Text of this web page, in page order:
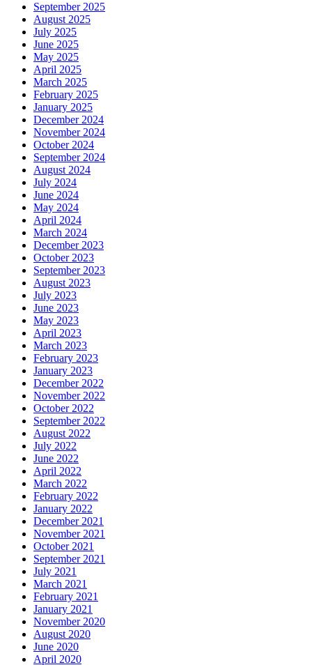
September 2025
August 2025
July 2025
June 2025
May 2025
April 2025
March 2025
February 2025
January 2025
December 2024
November 2024
October 2024
September 2024
August 2024
July 2024
June 2024
May 2024
April 2024
March 2024
December 2023
October 2023
September 2023
August 2023
July 2023
June 2023
May 2023
April 2023
March 2023
February 2023
January 2023
December 2022
November 2022
October 2022
September 2022
August 2022
July 2022
June 2022
April 2022
March 2022
February 2022
January 2022
December 2021
November 2021
October 2021
September 2021
July 2021
March 2021
February 2021
January 2021
November 2020
August 2020
June 2020
April 2020